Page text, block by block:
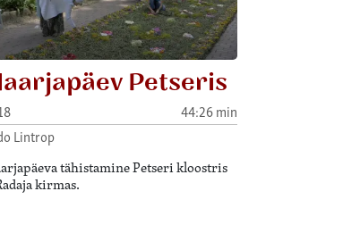
Petseris
44:26 min
Lintrop
tähistamine Petseri kloostris
kirmas.